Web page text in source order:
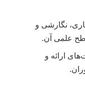
نگارشی و
علمی آن.
ارائه و